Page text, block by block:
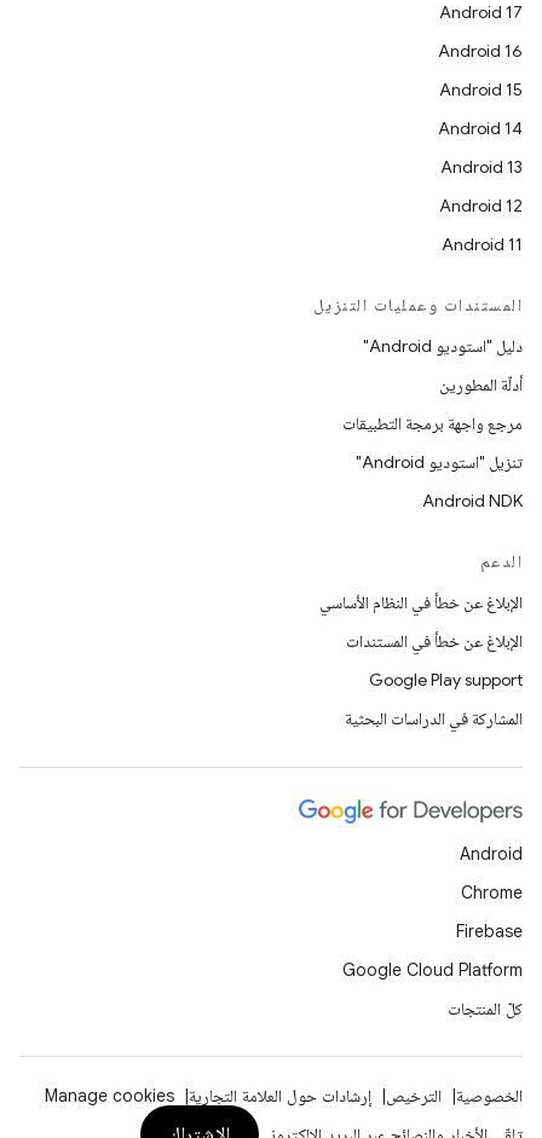
Android 17
Android 16
Android 15
Android 14
Android 13
Android 12
Android 11
المستندات وعمليات التنزيل
دليل "استوديو Android"
أدلّة المطورين
مرجع واجهة برمجة التطبيقات
تنزيل "استوديو Android"
Android NDK
الدعم
الإبلاغ عن خطأ في النظام الأساسي
الإبلاغ عن خطأ في المستندات
Google Play support
المشاركة في الدراسات البحثية
Android
Chrome
Firebase
Google Cloud Platform
كلّ المنتجات
الخصوصية الترخيص إرشادات حول العلامة التجارية
Manage cookies